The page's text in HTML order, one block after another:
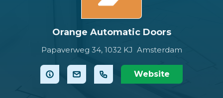
Orange Automatic Doors
Papaverweg 34, 1032 KJ Amsterdam
Website